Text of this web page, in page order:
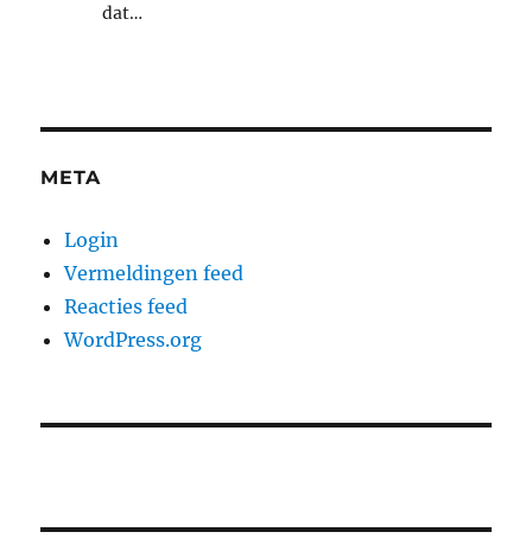
dat…
META
Login
Vermeldingen feed
Reacties feed
WordPress.org